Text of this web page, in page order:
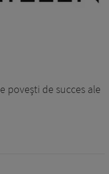
poveşti de succes ale